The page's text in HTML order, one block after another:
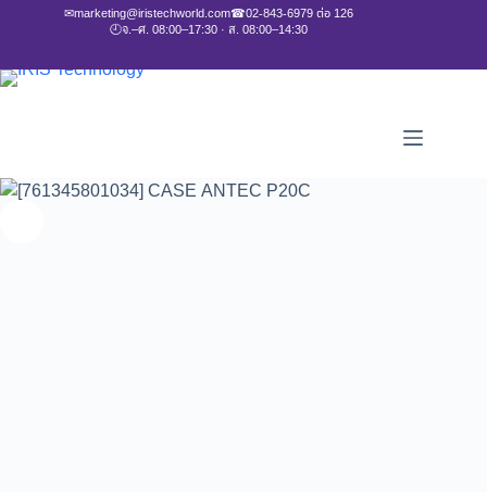
✉marketing@iristechworld.com☎02-843-6979 ต่อ 126
🕘จ.–ศ. 08:00–17:30 · ส. 08:00–14:30